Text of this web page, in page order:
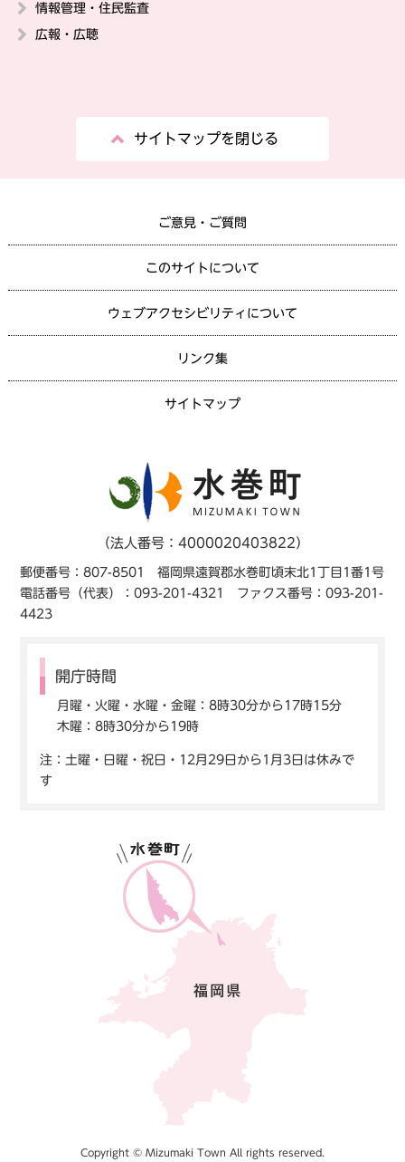
情報管理・住民監査
広報・広聴
サイトマップを閉じる
ご意見・ご質問
このサイトについて
ウェブアクセシビリティについて
リンク集
サイトマップ
（法人番号：4000020403822）
郵便番号：807-8501 福岡県遠賀郡水巻町頃末北1丁目1番1号
電話番号（代表）：093-201-4321 ファクス番号：093-201-
4423
開庁時間
月曜・火曜・水曜・金曜：8時30分から17時15分
木曜：8時30分から19時
注：土曜・日曜・祝日・12月29日から1月3日は休みで
す
Copyright © Mizumaki Town All rights reserved.